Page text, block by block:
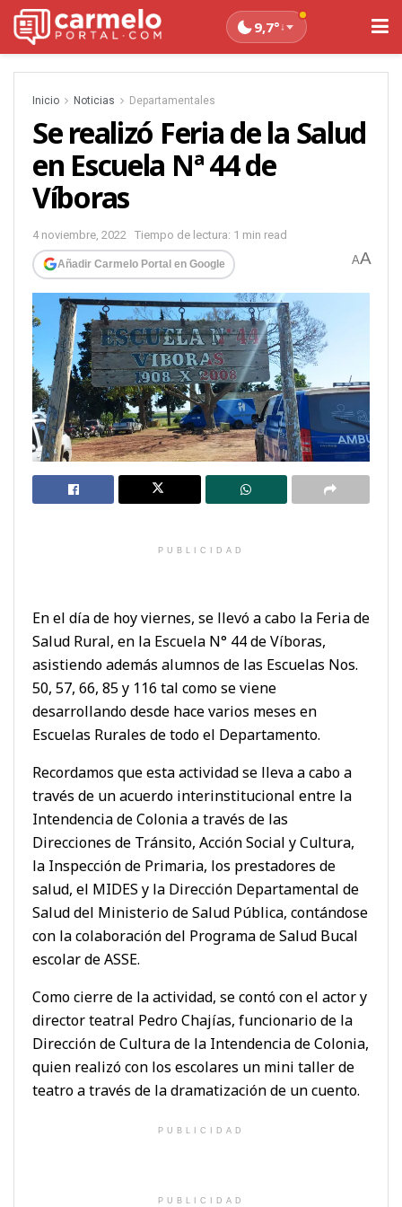
9,7°↓
Inicio Noticias Departamentales
Se realizó Feria de la Salud
en Escuela Nª 44 de
Víboras
4 noviembre, 2022 Tiempo de lectura: 1 min read
Añadir Carmelo Portal en Google AA
PUBLICIDAD
En el día de hoy viernes, se llevó a cabo la Feria de
Salud Rural, en la Escuela N° 44 de Víboras,
asistiendo además alumnos de las Escuelas Nos.
50, 57, 66, 85 y 116 tal como se viene
desarrollando desde hace varios meses en
Escuelas Rurales de todo el Departamento.
Recordamos que esta actividad se lleva a cabo a
través de un acuerdo interinstitucional entre la
Intendencia de Colonia a través de las
Direcciones de Tránsito, Acción Social y Cultura,
la Inspección de Primaria, los prestadores de
salud, el MIDES y la Dirección Departamental de
Salud del Ministerio de Salud Pública, contándose
con la colaboración del Programa de Salud Bucal
escolar de ASSE.
Como cierre de la actividad, se contó con el actor y
director teatral Pedro Chajías, funcionario de la
Dirección de Cultura de la Intendencia de Colonia,
quien realizó con los escolares un mini taller de
teatro a través de la dramatización de un cuento.
PUBLICIDAD
PUBLICIDAD